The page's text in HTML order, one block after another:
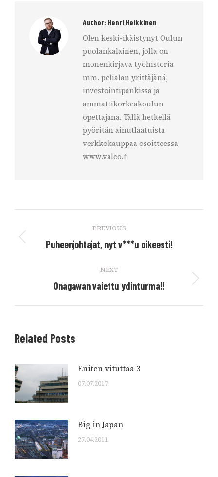
Author: Henri Heikkinen
Olen keski-ikäistynyt Oulun
puolankalainen, jolla on
monenkirjava työhistoria
mm. pelialan yrittäjänä,
investointipankissa ja
ammattikorkeakoulun
opettajana. Tällä hetkellä
pyöritän ainutlaatuista
verkkokauppaa osoitteessa
www.valco.fi
navigation
PREVIOUS
Previous
Puheenjohtajat, nyt v***u oikeesti!
NEXT
Next
Onagawan vaiettu ydinturma!!
Related Posts
Eniten vituttaa 3
07.07.2017
Big in Japan
27.04.2011